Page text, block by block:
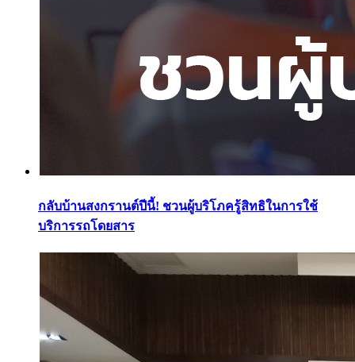
กลับบ้านสงกรานต์ปีนี้! ชวนผู้บริโภครู้สิทธิในการใช้
บริการรถโดยสาร